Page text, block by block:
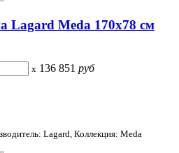
Lagard Meda 170x78 см
x 136 851 руб
Lagard, Коллекция: Meda